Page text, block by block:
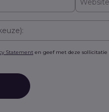
Statement en geef met deze